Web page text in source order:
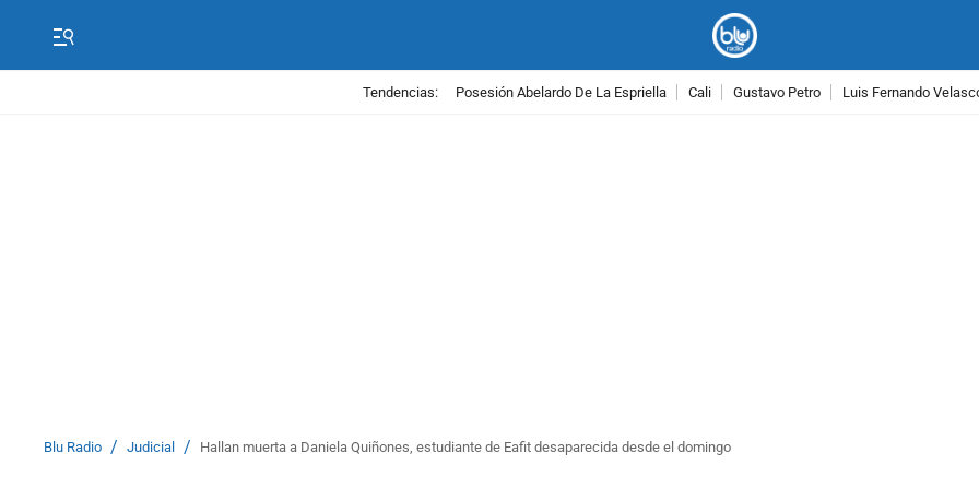
Tendencias: Posesión Abelardo De La Espriella Cali Gustavo Petro Luis Fernando
Blu Radio / Judicial / Hallan muerta a Daniela Quiñones, estudiante de Eafit desaparecida desde el domingo